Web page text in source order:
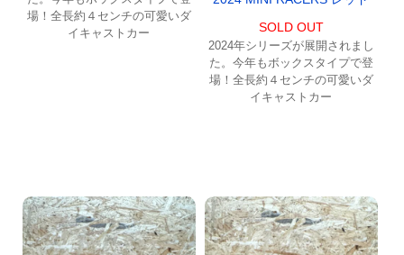
場！全長約４センチの可愛いダ
イキャストカー
SOLD OUT
2024年シリーズが展開されまし
た。今年もボックスタイプで登
場！全長約４センチの可愛いダ
イキャストカー